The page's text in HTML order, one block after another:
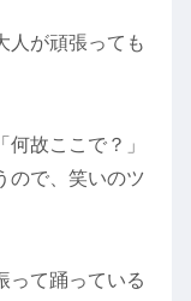
人が頑張っても
故ここで？」
ので、笑いのツ
って踊っている